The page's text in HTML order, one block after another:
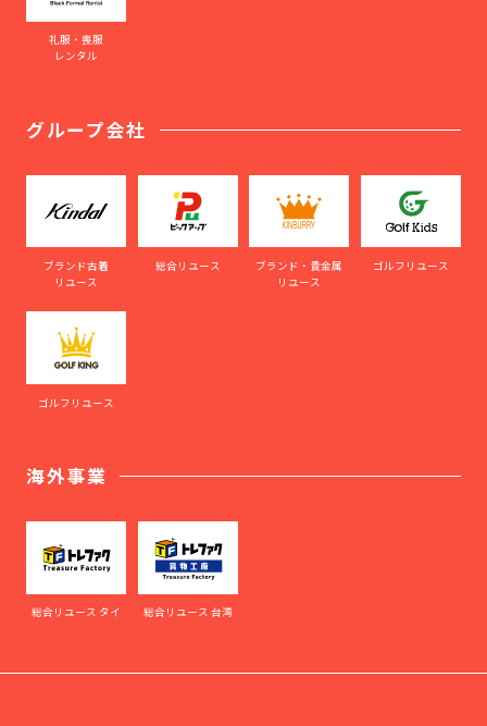
礼服・喪服
レンタル
グループ会社
ブランド古着
リユース
総合リユース
ブランド・貴金属
リユース
ゴルフリユース
ゴルフリユース
海外事業
総合リユース タイ 総合リユース 台湾